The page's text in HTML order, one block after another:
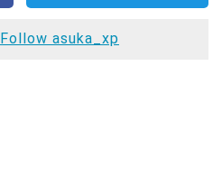
Follow asuka_xp